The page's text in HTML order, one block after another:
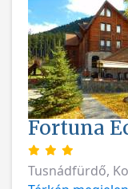
Fortuna
Tusnádfürdő,